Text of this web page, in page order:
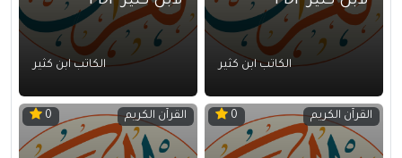
الكاتب ابن كثير الكاتب ابن كثير
القرآن الكريم 0 القرآن الكريم 0